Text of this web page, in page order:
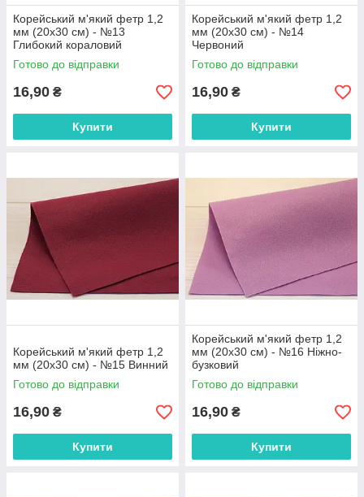
Корейський м'який фетр 1,2
мм (20х30 см) - №13
Глибокий кораловий
Готово до відправки
16,90 ₴
Купити
Корейський м'який фетр 1,2
мм (20х30 см) - №14
Червоний
Готово до відправки
16,90 ₴
Купити
Корейський м'який фетр 1,2
мм (20х30 см) - №15 Винний
Готово до відправки
16,90 ₴
Купити
Корейський м'який фетр 1,2
мм (20х30 см) - №16 Ніжно-
бузковий
Готово до відправки
16,90 ₴
Купити